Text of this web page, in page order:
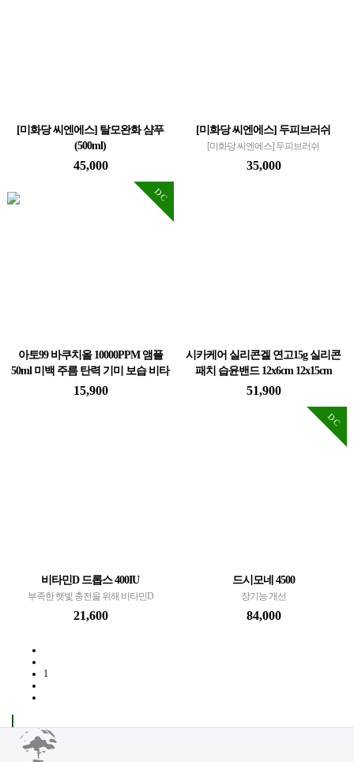
[미화당 씨엔에스] 탈모완화 샴푸
(500ml)
[미화당 씨엔에스] 탈모완화 샴푸 (500ml)
45,000
[미화당 씨엔에스] 두피브러쉬
[미화당 씨엔에스] 두피브러쉬
35,000
DC
아토99 바쿠치올 10000PPM 앰플
50ml 미백 주름 탄력 기미 보습 비타
민 레티놀 판테놀 흔적 세럼 에센스
15,900
시카케어 실리콘겔 연고15g 실리콘
패치 습윤밴드 12x6cm 12x15cm
시카케어 실리콘겔 연고15g 실리콘패치 습
51,900
비타민D 드롭스 400IU
부족한 햇빛 충전을 위해 비타민D
21,600
DC
드시모네 4500
장기능 개선
84,000
1